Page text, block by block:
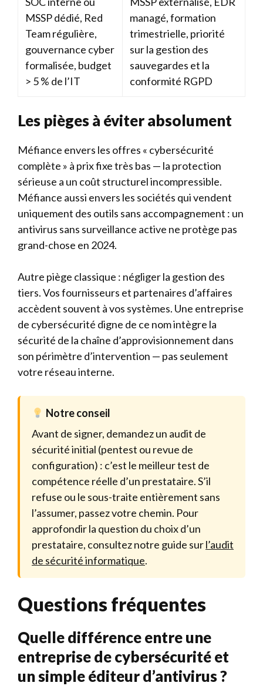
MSSP dédié, Red
Team régulière,
gouvernance cyber
formalisée, budget
> 5 % de l’IT
managé, formation
trimestrielle, priorité
sur la gestion des
sauvegardes et la
conformité RGPD
Les pièges à éviter absolument
Méfiance envers les offres « cybersécurité
complète » à prix fixe très bas — la protection
sérieuse a un coût structurel incompressible.
Méfiance aussi envers les sociétés qui vendent
uniquement des outils sans accompagnement : un
antivirus sans surveillance active ne protège pas
grand-chose en 2024.
Autre piège classique : négliger la gestion des
tiers. Vos fournisseurs et partenaires d’affaires
accèdent souvent à vos systèmes. Une entreprise
de cybersécurité digne de ce nom intègre la
sécurité de la chaîne d’approvisionnement dans
son périmètre d’intervention — pas seulement
votre réseau interne.
Notre conseil
Avant de signer, demandez un audit de
sécurité initial (pentest ou revue de
configuration) : c’est le meilleur test de
compétence réelle d’un prestataire. S’il
refuse ou le sous-traite entièrement sans
l’assumer, passez votre chemin. Pour
approfondir la question du choix d’un
prestataire, consultez notre guide surl’audit
de sécurité informatique.
Questions fréquentes
Quelle différence entre une
entreprise de cybersécurité et
un simple éditeur d’antivirus ?